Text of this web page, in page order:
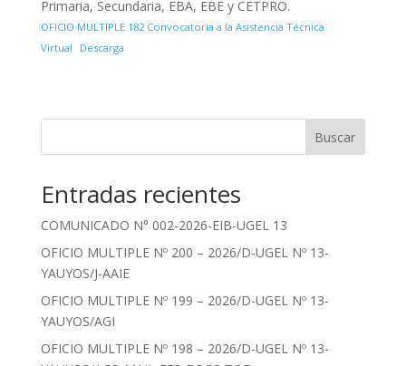
Primaria, Secundaria, EBA, EBE y CETPRO.
OFICIO MULTIPLE 182 Convocatoria a la Asistencia Técnica
Virtual
Descarga
Buscar
Entradas recientes
COMUNICADO N° 002-2026-EIB-UGEL 13
OFICIO MULTIPLE Nº 200 – 2026/D-UGEL Nº 13-
YAUYOS/J-AAIE
OFICIO MULTIPLE Nº 199 – 2026/D-UGEL Nº 13-
YAUYOS/AGI
OFICIO MULTIPLE Nº 198 – 2026/D-UGEL Nº 13-